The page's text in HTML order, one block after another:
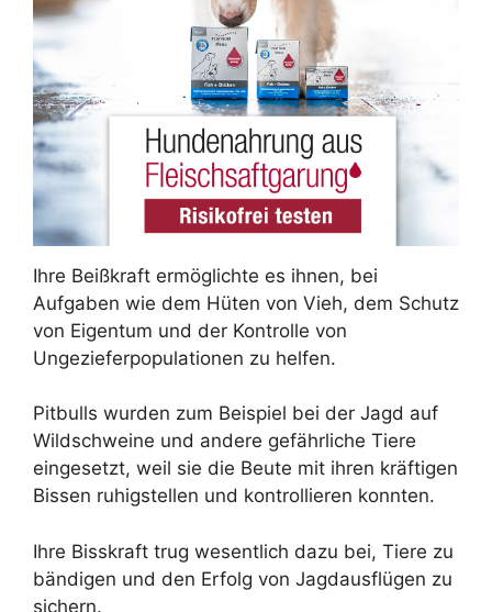
Ihre Beißkraft ermöglichte es ihnen, bei
Aufgaben wie dem Hüten von Vieh, dem Schutz
von Eigentum und der Kontrolle von
Ungezieferpopulationen zu helfen.
Pitbulls wurden zum Beispiel bei der Jagd auf
Wildschweine und andere gefährliche Tiere
eingesetzt, weil sie die Beute mit ihren kräftigen
Bissen ruhigstellen und kontrollieren konnten.
Ihre Bisskraft trug wesentlich dazu bei, Tiere zu
bändigen und den Erfolg von Jagdausflügen zu
sichern.